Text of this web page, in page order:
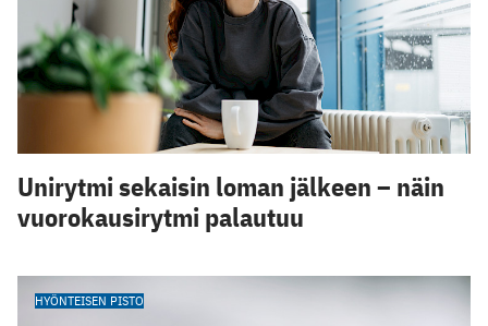
Unirytmi sekaisin loman jälkeen – näin
vuorokausirytmi palautuu
HYÖNTEISEN PISTO